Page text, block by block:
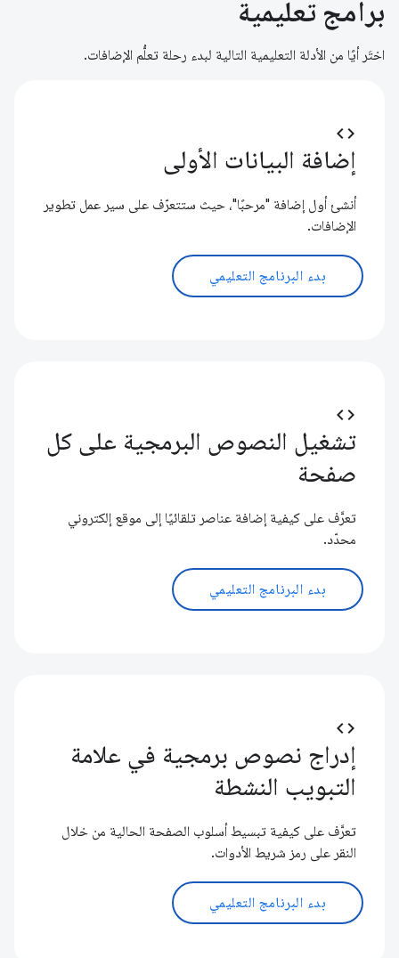
برامج تعليمية
اختَر أيًا من الأدلة التعليمية التالية لبدء رحلة تعلُّم الإضافات.
code
إضافة البيانات الأولى
أنشئ أول إضافة "مرحبًا"، حيث ستتعرّف على سير عمل تطوير
الإضافات.
بدء البرنامج التعليمي
code
تشغيل النصوص البرمجية على كل
صفحة
تعرَّف على كيفية إضافة عناصر تلقائيًا إلى موقع إلكتروني
محدّد.
بدء البرنامج التعليمي
code
إدراج نصوص برمجية في علامة
التبويب النشطة
تعرَّف على كيفية تبسيط أسلوب الصفحة الحالية من خلال
النقر على رمز شريط الأدوات.
بدء البرنامج التعليمي